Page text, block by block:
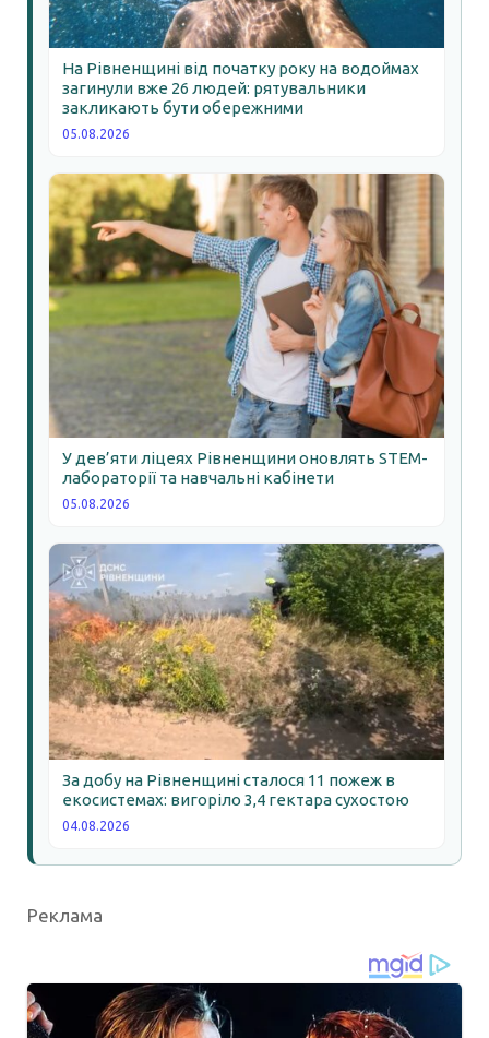
На Рівненщині від початку року на водоймах
загинули вже 26 людей: рятувальники
закликають бути обережними
05.08.2026
У дев’яти ліцеях Рівненщини оновлять STEM-
лабораторії та навчальні кабінети
05.08.2026
За добу на Рівненщині сталося 11 пожеж в
екосистемах: вигоріло 3,4 гектара сухостою
04.08.2026
Реклама